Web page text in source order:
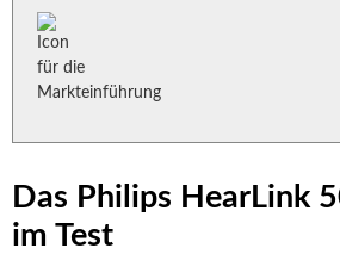
Das Philips HearLink
im Test